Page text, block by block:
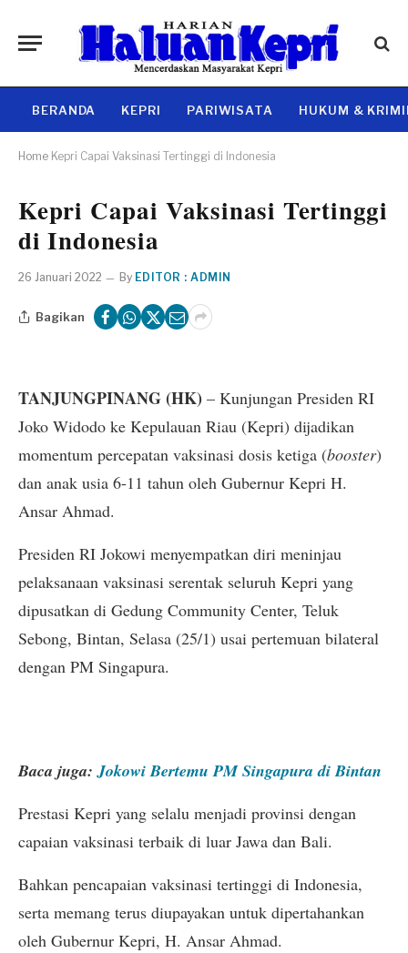
BERANDA KEPRI PARIWISATA HUKUM &
Home Kepri Capai Vaksinasi Tertinggi di Indonesia
Kepri Capai Vaksinasi Tertinggi
di Indonesia
26 Januari 2022 By EDITOR : ADMIN
Bagikan
TANJUNGPINANG (HK) – Kunjungan Presiden RI
Joko Widodo ke Kepulauan Riau (Kepri) dijadikan
momentum percepatan vaksinasi dosis ketiga (booster)
dan anak usia 6-11 tahun oleh Gubernur Kepri H.
Ansar Ahmad.
Presiden RI Jokowi menyempatkan diri meninjau
pelaksanaan vaksinasi serentak seluruh Kepri yang
dipusatkan di Gedung Community Center, Teluk
Sebong, Bintan, Selasa (25/1) usai pertemuan bilateral
dengan PM Singapura.
Baca juga:Jokowi Bertemu PM Singapura di Bintan
Prestasi Kepri yang selalu menjadi provinsi dengan
capaian vaksinasi terbaik di luar Jawa dan Bali.
Bahkan pencapaian vaksinasi tertinggi di Indonesia,
serta memang terus diupayakan untuk dipertahankan
oleh Gubernur Kepri, H. Ansar Ahmad.